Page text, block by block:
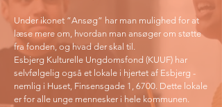
Under ikonet ”Ansøg” har man mulighed for at
læse mere om, hvordan man ansøger om støtte
fra fonden, og hvad der skal til.
Esbjerg Kulturelle Ungdomsfond (KUUF) har
selvfølgelig også et lokale i hjertet af Esbjerg -
nemlig i Huset, Finsensgade 1, 6700. Dette lokale
er for alle unge mennesker i hele kommunen.